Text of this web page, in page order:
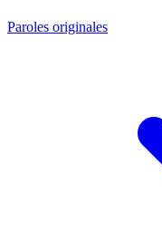
Paroles originales